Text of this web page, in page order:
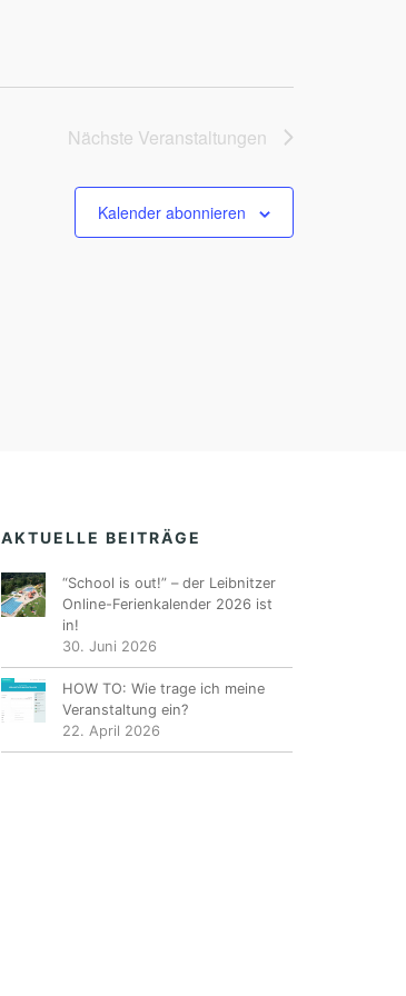
Nächste Veranstaltungen
Kalender abonnieren
AKTUELLE BEITRÄGE
“School is out!” – der Leibnitzer
Online-Ferienkalender 2026 ist
in!
30. Juni 2026
HOW TO: Wie trage ich meine
Veranstaltung ein?
22. April 2026